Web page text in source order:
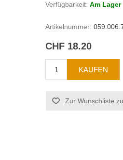
Verfügbarkeit: Am Lager
Artikelnummer:
CHF 18.20